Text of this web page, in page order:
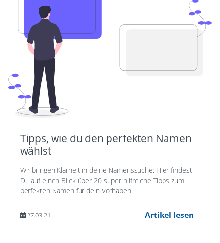
Tipps, wie du den perfekten Namen
wählst
Wir bringen Klarheit in deine Namenssuche: Hier findest
Du auf einen Blick über 20 super hilfreiche Tipps zum
perfekten Namen für dein Vorhaben.
27.03.21 Artikel lesen